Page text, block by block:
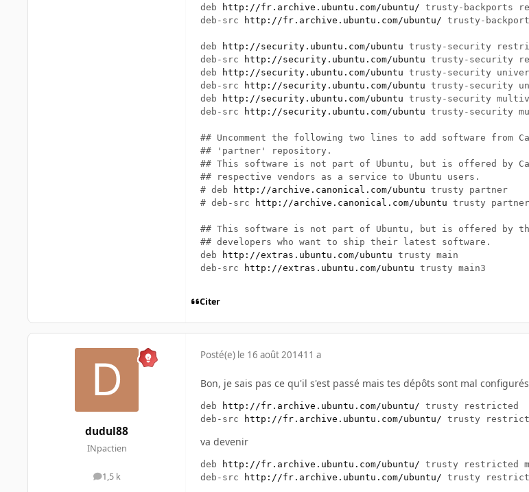
deb
http://fr.archive.ubuntu.com/ubuntu/ trusty-backports
deb-src
http://fr.archive.ubuntu.com/ubuntu/ trusty-
deb http://security.ubuntu.com/ubuntu trusty-security
deb-src
http://security.ubuntu.com/ubuntu trusty-security
deb
http://security.ubuntu.com/ubuntu trusty-security
deb-src
http://security.ubuntu.com/ubuntu trusty-security
deb
http://security.ubuntu.com/ubuntu trusty-security
deb-src
http://security.ubuntu.com/ubuntu trusty-security
## Uncomment the following two lines to add software from
## 'partner' repository.
## This software is not part of Ubuntu, but is offered by
## respective vendors as a service to Ubuntu users.
# deb
http://archive.canonical.com/ubuntu trusty partner
# deb-src
http://archive.canonical.com/ubuntu trusty partner
## This software is not part of Ubuntu, but is offered by
## developers who want to ship their latest software.
deb
http://extras.ubuntu.com/ubuntu trusty main
deb-src
http://extras.ubuntu.com/ubuntu
Citer
dudul88
INpactien
1,5 k
messages
Posté(e) le 16 août 201411 a
Bon, je sais pas ce qu'il s'est passé mais tes dépôts sont mal
deb http://fr.archive.ubuntu.com/ubuntu/ trusty restricted
deb-src
http://fr.archive.ubuntu.com/ubuntu/
va devenir
deb http://fr.archive.ubuntu.com/ubuntu/ trusty restricted
deb-src
http://fr.archive.ubuntu.com/ubuntu/